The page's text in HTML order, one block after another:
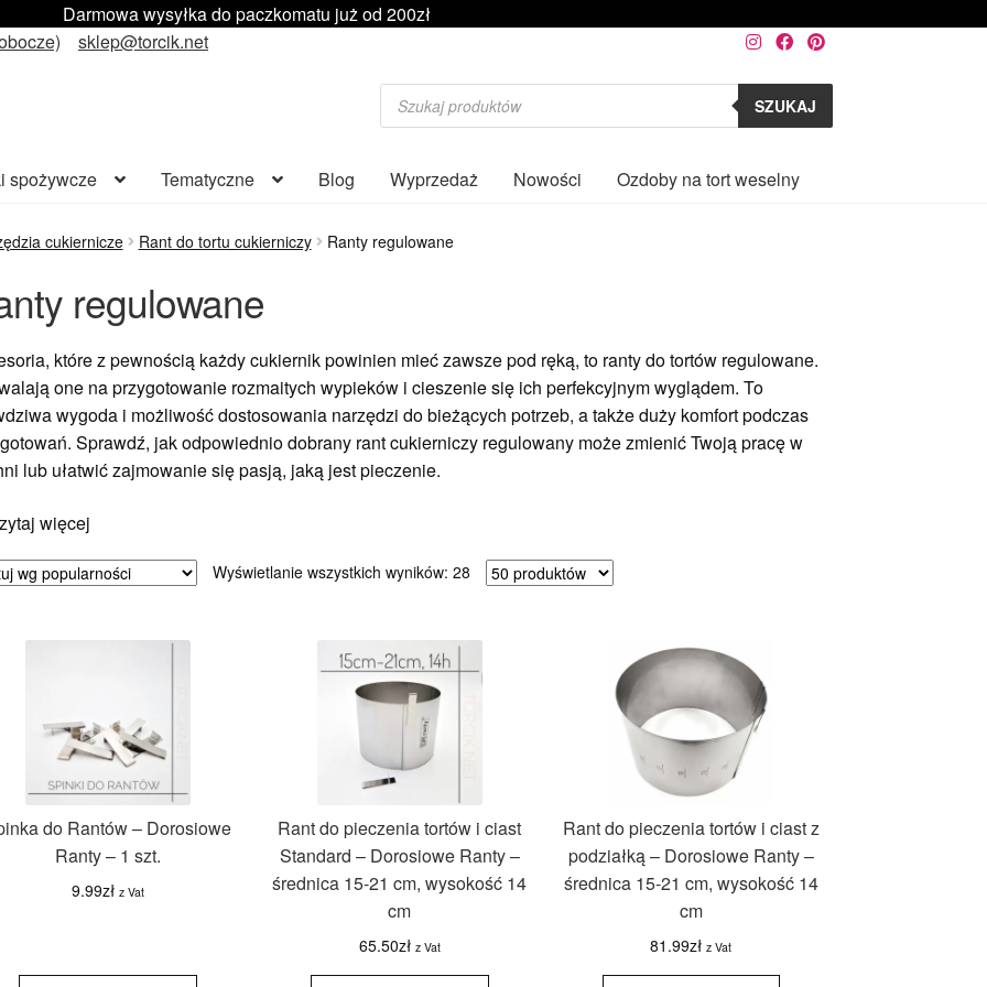
Darmowa wysyłka do paczkomatu już od 200zł
sklep@torcik.net
Wyszukiwarka
produktów SZUKAJ
spożywcze Tematyczne Blog Wyprzedaż Nowości Ozdoby na tort weselny
cukiernicze Rant do tortu cukierniczy Ranty regulowane
regulowane
które z pewnością każdy cukiernik powinien mieć zawsze pod ręką, to ranty do tortów regulowane.
one na przygotowanie rozmaitych wypieków i cieszenie się ich perfekcyjnym wyglądem. To
wygoda i możliwość dostosowania narzędzi do bieżących potrzeb, a także duży komfort podczas
Sprawdź, jak odpowiednio dobrany rant cukierniczy regulowany może zmienić Twoją pracę w
lub ułatwić zajmowanie się pasją, jaką jest pieczenie.
więcej
Wyświetlanie wszystkich wyników: 28Posortowane
do Rantów – Dorosiowe
Ranty – 1 szt.
9.99zł z Vat
ilość
Rant do pieczenia tortów i ciast
Standard – Dorosiowe Ranty –
średnica 15-21 cm, wysokość 14
cm
65.50zł z Vat
ilość Rant
Rant do pieczenia tortów i ciast z
podziałką – Dorosiowe Ranty –
średnica 15-21 cm, wysokość 14
cm
81.99zł z Vat
ilość Rant